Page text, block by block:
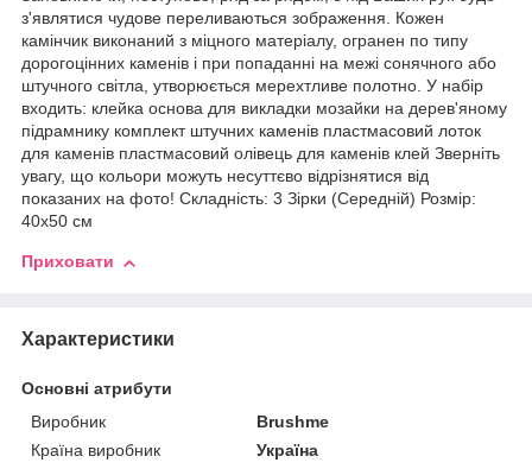
з'являтися чудове переливаються зображення. Кожен
камінчик виконаний з міцного матеріалу, огранен по типу
дорогоцінних каменів і при попаданні на межі сонячного або
штучного світла, утворюється мерехтливе полотно. У набір
входить: клейка основа для викладки мозайки на дерев'яному
підрамнику комплект штучних каменів пластмасовий лоток
для каменів пластмасовий олівець для каменів клей Зверніть
увагу, що кольори можуть несуттєво відрізнятися від
показаних на фото! Складність: 3 Зірки (Середній) Розмір:
40х50 см
Приховати
Характеристики
Основні атрибути
Виробник
Brushme
Країна виробник
Україна